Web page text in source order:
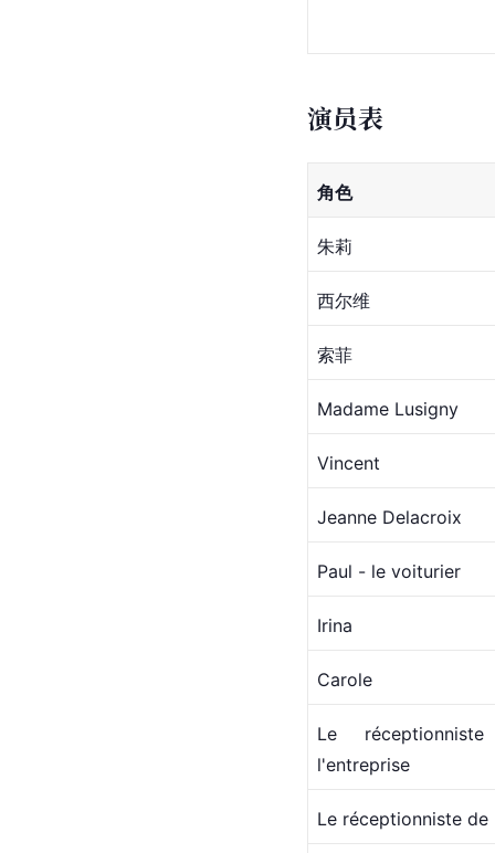
演员表
角色
朱莉
西尔维
索菲
Madame Lusigny
Vincent
Jeanne Delacroix
Paul - le voiturier
Irina
Carole
Le
l'entreprise
Le réceptionniste